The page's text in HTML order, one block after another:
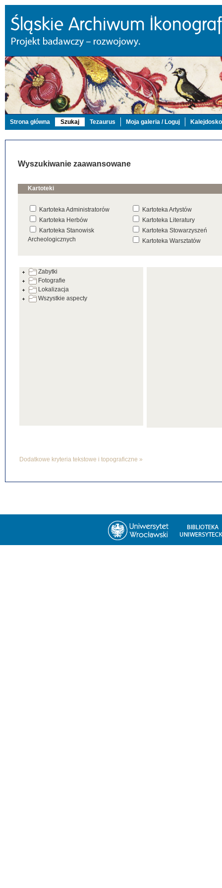
Strona główna Szukaj Tezaurus Moja galeria / Loguj
Wyszukiwanie zaawansowane
Kartoteki
Kartoteka Administratorów
Kartoteka Artystów
Kartoteka Herbów
Kartoteka Literatury
Kartoteka Stanowisk
Archeologicznych
Kartoteka Stowarzyszeń
Kartoteka Warsztatów
Zabytki
Fotografie
Lokalizacja
Wszystkie aspecty
Dodatkowe kryteria tekstowe i topograficzne »